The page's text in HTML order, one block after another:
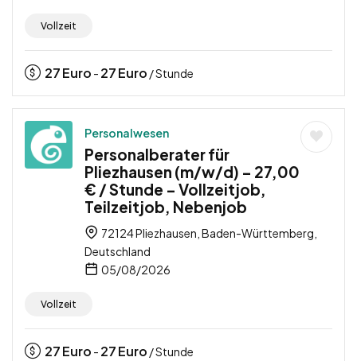
Vollzeit
27Euro - 27Euro / Stunde
Personalwesen
Personalberater für
Pliezhausen (m/w/d) – 27,00
€ / Stunde – Vollzeitjob,
Teilzeitjob, Nebenjob
72124 Pliezhausen, Baden-Württemberg,
Deutschland
05/08/2026
Vollzeit
27Euro - 27Euro / Stunde